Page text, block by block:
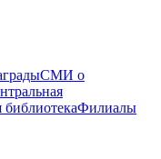
СМИ о
библиотекаФилиалы